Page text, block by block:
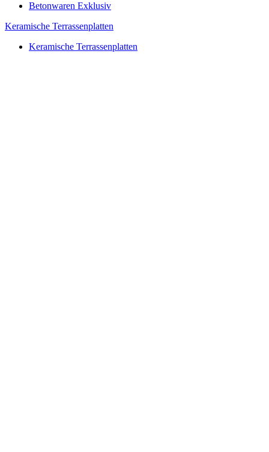
Betonwaren Exklusiv
Keramische Terrassenplatten
Keramische Terrassenplatten